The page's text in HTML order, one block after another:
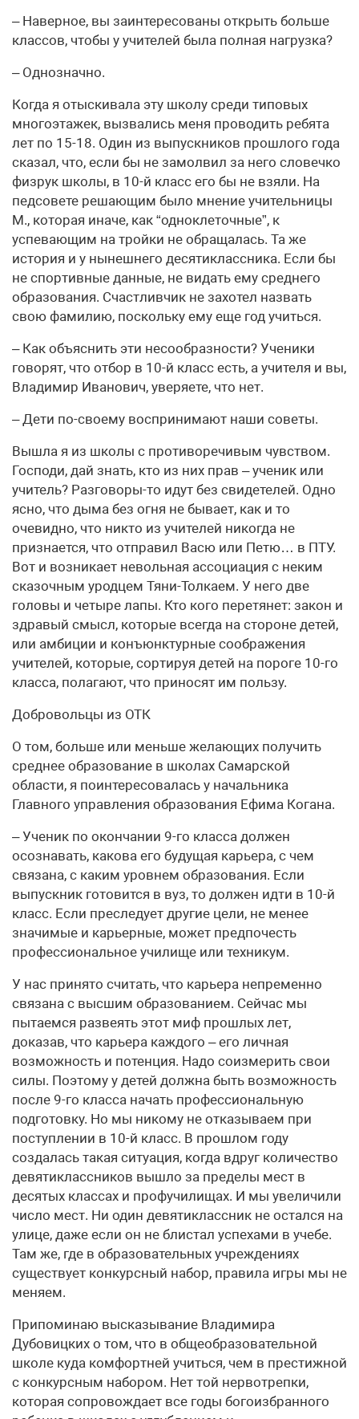
– Наверное, вы заинтересованы открыть больше
классов, чтобы у учителей была полная нагрузка?
– Однозначно.
Когда я отыскивала эту школу среди типовых
многоэтажек, вызвались меня проводить ребята
лет по 15-18. Один из выпускников прошлого года
сказал, что, если бы не замолвил за него словечко
физрук школы, в 10-й класс его бы не взяли. На
педсовете решающим было мнение учительницы
М., которая иначе, как “одноклеточные”, к
успевающим на тройки не обращалась. Та же
история и у нынешнего десятиклассника. Если бы
не спортивные данные, не видать ему среднего
образования. Счастливчик не захотел назвать
свою фамилию, поскольку ему еще год учиться.
– Как объяснить эти несообразности? Ученики
говорят, что отбор в 10-й класс есть, а учителя и вы,
Владимир Иванович, уверяете, что нет.
– Дети по-своему воспринимают наши советы.
Вышла я из школы с противоречивым чувством.
Господи, дай знать, кто из них прав – ученик или
учитель? Разговоры-то идут без свидетелей. Одно
ясно, что дыма без огня не бывает, как и то
очевидно, что никто из учителей никогда не
признается, что отправил Васю или Петю… в ПТУ.
Вот и возникает невольная ассоциация с неким
сказочным уродцем Тяни-Толкаем. У него две
головы и четыре лапы. Кто кого перетянет: закон и
здравый смысл, которые всегда на стороне детей,
или амбиции и конъюнктурные соображения
учителей, которые, сортируя детей на пороге 10-го
класса, полагают, что приносят им пользу.
Добровольцы из ОТК
О том, больше или меньше желающих получить
среднее образование в школах Самарской
области, я поинтересовалась у начальника
Главного управления образования Ефима Когана.
– Ученик по окончании 9-го класса должен
осознавать, какова его будущая карьера, с чем
связана, с каким уровнем образования. Если
выпускник готовится в вуз, то должен идти в 10-й
класс. Если преследует другие цели, не менее
значимые и карьерные, может предпочесть
профессиональное училище или техникум.
У нас принято считать, что карьера непременно
связана с высшим образованием. Сейчас мы
пытаемся развеять этот миф прошлых лет,
доказав, что карьера каждого – его личная
возможность и потенция. Надо соизмерить свои
силы. Поэтому у детей должна быть возможность
после 9-го класса начать профессиональную
подготовку. Но мы никому не отказываем при
поступлении в 10-й класс. В прошлом году
создалась такая ситуация, когда вдруг количество
девятиклассников вышло за пределы мест в
десятых классах и профучилищах. И мы увеличили
число мест. Ни один девятиклассник не остался на
улице, даже если он не блистал успехами в учебе.
Там же, где в образовательных учреждениях
существует конкурсный набор, правила игры мы не
меняем.
Припоминаю высказывание Владимира
Дубовицких о том, что в общеобразовательной
школе куда комфортней учиться, чем в престижной
с конкурсным набором. Нет той нервотрепки,
которая сопровождает все годы богоизбранного